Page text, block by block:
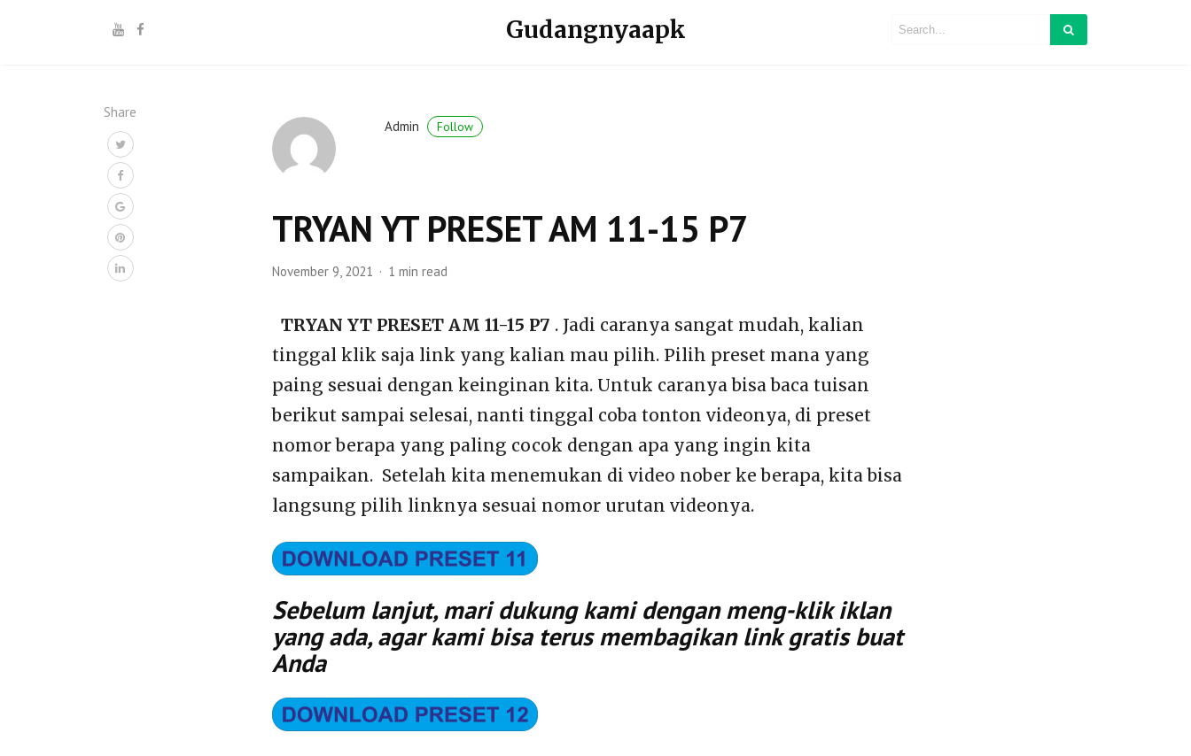
Gudangnyaapk
Share
Admin
Follow
TRYAN YT PRESET AM 11-15 P7
November 9, 2021 1 min read
TRYAN YT PRESET AM 11-15 P7 . Jadi caranya sangat mudah, kalian
tinggal klik saja link yang kalian mau pilih. Pilih preset mana yang
paing sesuai dengan keinginan kita. Untuk caranya bisa baca tuisan
berikut sampai selesai, nanti tinggal coba tonton videonya, di preset
nomor berapa yang paling cocok dengan apa yang ingin kita
sampaikan. Setelah kita menemukan di video nober ke berapa, kita bisa
langsung pilih linknya sesuai nomor urutan videonya.
Sebelum lanjut, mari dukung kami dengan meng-klik iklan
yang ada, agar kami bisa terus membagikan link gratis buat
Anda